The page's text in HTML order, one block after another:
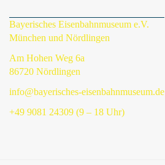
Bayerisches Eisenbahnmuseum e.V.
München und Nördlingen
Am Hohen Weg 6a
86720 Nördlingen
info@bayerisches-eisenbahnmuseum.de
+49 9081 24309 (9 – 18 Uhr)